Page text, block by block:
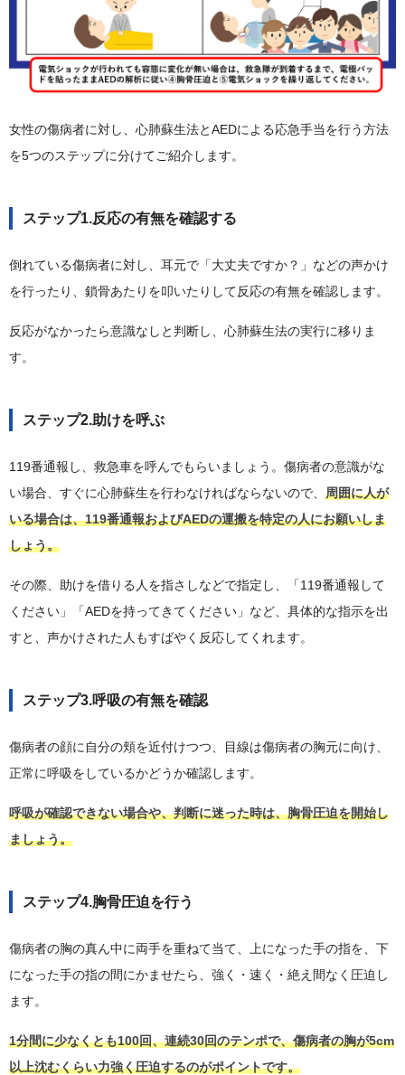
女性の傷病者に対し、心肺蘇生法とAEDによる応急手当を行う方法
を5つのステップに分けてご紹介します。
ステップ1.反応の有無を確認する
倒れている傷病者に対し、耳元で「大丈夫ですか？」などの声かけ
を行ったり、鎖骨あたりを叩いたりして反応の有無を確認します。
反応がなかったら意識なしと判断し、心肺蘇生法の実行に移りま
す。
ステップ2.助けを呼ぶ
119番通報し、救急車を呼んでもらいましょう。傷病者の意識がな
い場合、すぐに心肺蘇生を行わなければならないので、 周囲に人が
いる場合は、119番通報およびAEDの運搬を特定の人にお願いしま
しょう。
その際、助けを借りる人を指さしなどで指定し、「119番通報して
ください」「AEDを持ってきてください」など、具体的な指示を出
すと、声かけされた人もすばやく反応してくれます。
ステップ3.呼吸の有無を確認
傷病者の顔に自分の頬を近付けつつ、目線は傷病者の胸元に向け、
正常に呼吸をしているかどうか確認します。
呼吸が確認できない場合や、判断に迷った時は、胸骨圧迫を開始し
ましょう。
ステップ4.胸骨圧迫を行う
傷病者の胸の真ん中に両手を重ねて当て、上になった手の指を、下
になった手の指の間にかませたら、強く・速く・絶え間なく圧迫し
ます。
1分間に少なくとも100回、連続30回のテンポで、傷病者の胸が5cm
以上沈むくらい力強く圧迫するのがポイントです。